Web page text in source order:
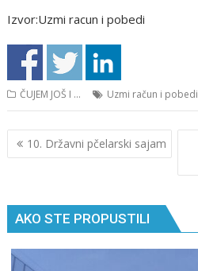
Izvor:Uzmi racun i pobedi
ČUJEM JOŠ I ... Uzmi račun i pobedi
Кретање
чланка
10. Državni pčelarski sajam
AKO STE PROPUSTILI